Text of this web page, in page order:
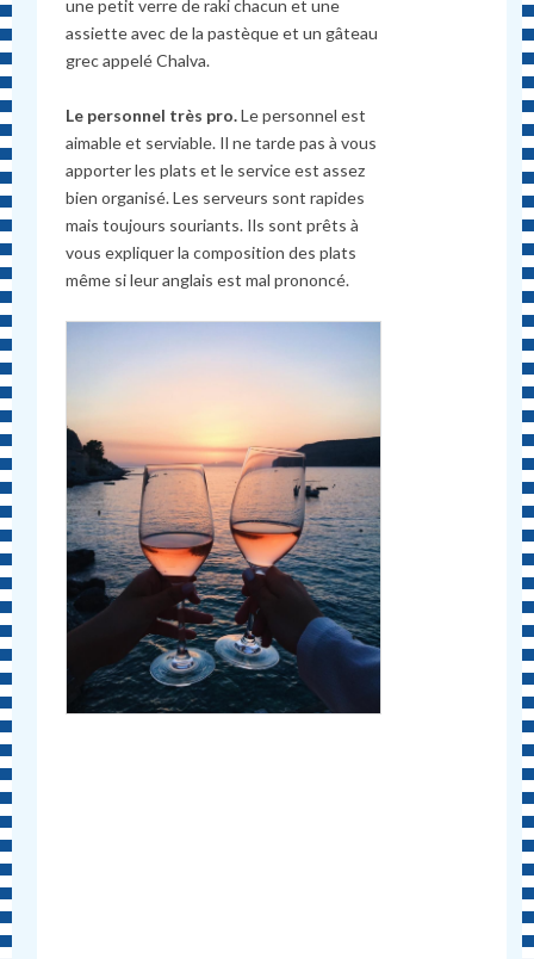
une petit verre de raki chacun et une
assiette avec de la pastèque et un gâteau
grec appelé Chalva.
Le personnel très pro.Le personnel est
aimable et serviable. Il ne tarde pas à vous
apporter les plats et le service est assez
bien organisé. Les serveurs sont rapides
mais toujours souriants. Ils sont prêts à
vous expliquer la composition des plats
même si leur anglais est mal prononcé.